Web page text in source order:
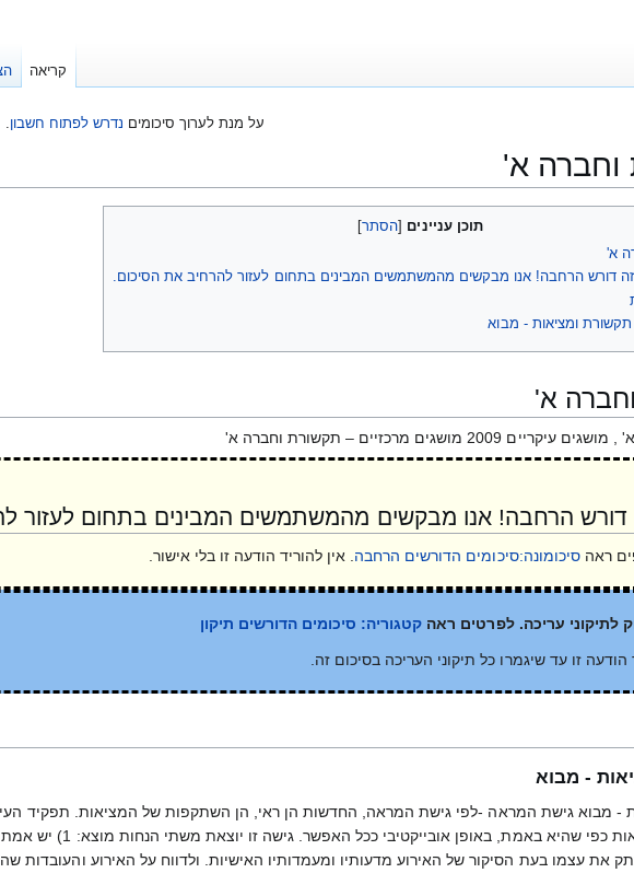
על מנת לערוך סיכומים נדרש לפתוח חשבון.
וחברה א'
תוכן עניינים
א'
זה דורש הרחבה! אנו מבקשים מהמשתמשים המבינים בתחום לעזור להרחיב את הסיכום.
תקשורת ומציאות - מבוא
א'
מושגים מרכזיים – תקשורת וחברה א'
דורש הרחבה! אנו מבקשים מהמשתמשים המבינים בתחום לעזור
ראהסיכומונה:סיכומים הדורשים הרחבה. אין להוריד הודעה זו בלי אישור.
לתיקוני עריכה. לפרטים ראה קטגוריה: סיכומים הדורשים תיקון
הודעה זו עד שיגמרו כל תיקוני העריכה בסיכום זה.
- מבוא
- מבוא גישת המראה -לפי גישת המראה, החדשות הן ראי, הן השתקפות של המציאות. תפקיד
את עצמו בעת הסיקור של האירוע מדעותיו ומעמדותיו האישיות. ולדווח על האירוע
קריאה